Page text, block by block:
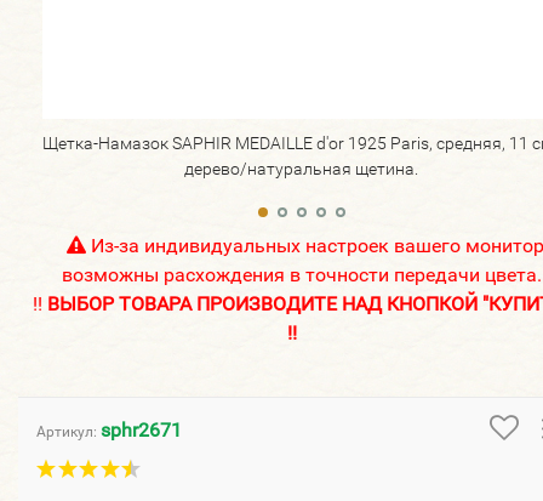
Щетка-Намазок SAPHIR MEDAILLE d'or 1925 Paris, средняя, 11
дерево/натуральная щетина.
Из-за индивидуальных настроек вашего
возможны расхождения в точности передачи цвета.
!! ВЫБОР ТОВАРА ПРОИЗВОДИТЕ НАД КНОПКОЙ
!!
Артикул: sphr2671